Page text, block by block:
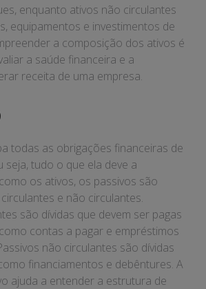
enquanto ativos não circulantes
equipamentos e investimentos de
a composição dos ativos é
a saúde financeira e a
receita de uma empresa.
todas as obrigações financeiras de
seja, tudo o que ela deve a
os ativos, os passivos são
e não circulantes.
são dívidas que devem ser pagas
contas a pagar e empréstimos
não circulantes são dívidas
financiamentos e debêntures. A
ajuda a entender a estrutura de